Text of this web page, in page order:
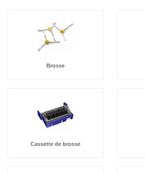
Brosse
Cassette de brosse